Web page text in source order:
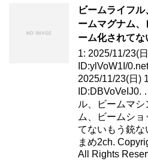
ビームライフ
ームマグナム
ーム化されて
1: 2025/11/23(
ID:ylVoW1I/
2025/11/23(日)
ル、ビームマ
ム、ビームシ
てないもう銃な
まめ2ch.
All Rights